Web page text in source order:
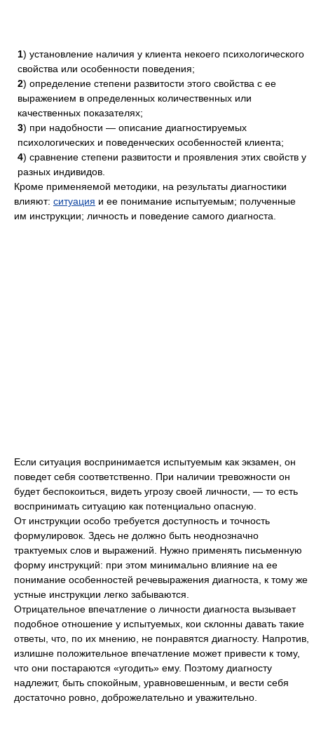
1) установление наличия у клиента некоего психологического
свойства или особенности поведения;
2) определение степени развитости этого свойства с ее
выражением в определенных количественных или
качественных показателях;
3) при надобности — описание диагностируемых
психологических и поведенческих особенностей клиента;
4) сравнение степени развитости и проявления этих свойств у
разных индивидов.
Кроме применяемой методики, на результаты диагностики
влияют: ситуация и ее понимание испытуемым; полученные
им инструкции; личность и поведение самого диагноста.
Если ситуация воспринимается испытуемым как экзамен, он
поведет себя соответственно. При наличии тревожности он
будет беспокоиться, видеть угрозу своей личности, — то есть
воспринимать ситуацию как потенциально опасную.
От инструкции особо требуется доступность и точность
формулировок. Здесь не должно быть неоднозначно
трактуемых слов и выражений. Нужно применять письменную
форму инструкций: при этом минимально влияние на ее
понимание особенностей речевыражения диагноста, к тому же
устные инструкции легко забываются.
Отрицательное впечатление о личности диагноста вызывает
подобное отношение у испытуемых, кои склонны давать такие
ответы, что, по их мнению, не понравятся диагносту. Напротив,
излишне положительное впечатление может привести к тому,
что они постараются «угодить» ему. Поэтому диагносту
надлежит, быть спокойным, уравновешенным, и вести себя
достаточно ровно, доброжелательно и уважительно.